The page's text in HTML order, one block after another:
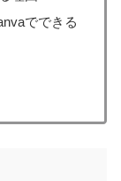
でできる